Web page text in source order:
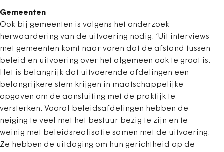
Gemeenten
Ook bij gemeenten is volgens het onderzoek
herwaardering van de uitvoering nodig. ‘Uit interviews
met gemeenten komt naar voren dat de afstand tussen
beleid en uitvoering over het algemeen ook te groot is.
Het is belangrijk dat uitvoerende afdelingen een
belangrijkere stem krijgen in maatschappelijke
opgaven om de aansluiting met de praktijk te
versterken. Vooral beleidsafdelingen hebben de
neiging te veel met het bestuur bezig te zijn en te
weinig met beleidsrealisatie samen met de uitvoering.
Ze hebben de uitdaging om hun gerichtheid op de